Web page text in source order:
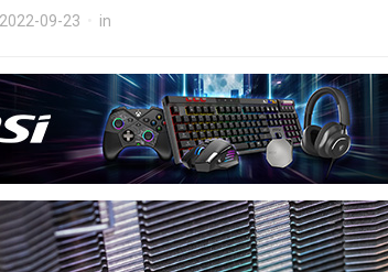
2022-09-23 in